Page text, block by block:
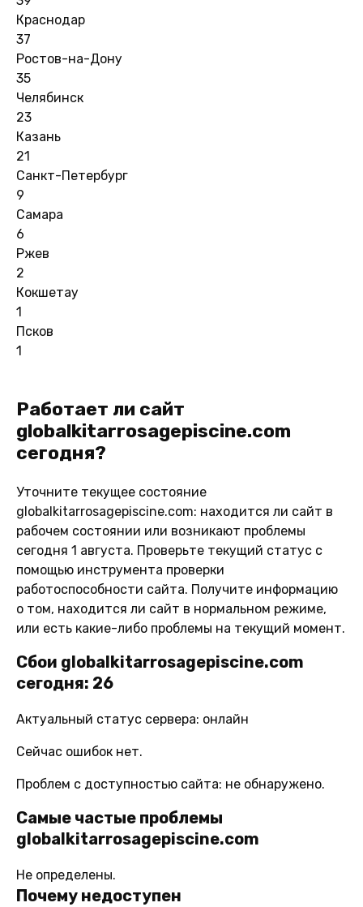
Краснодар
37
Ростов-на-Дону
35
Челябинск
23
Казань
21
Санкт-Петербург
9
Самара
6
Ржев
2
Кокшетау
1
Псков
1
Работает ли сайт
globalkitarrosagepiscine.com
сегодня?
Уточните текущее состояние
globalkitarrosagepiscine.com: находится ли сайт в
рабочем состоянии или возникают проблемы
сегодня 1 августа. Проверьте текущий статус с
помощью инструмента проверки
работоспособности сайта. Получите информацию
о том, находится ли сайт в нормальном режиме,
или есть какие-либо проблемы на текущий момент.
Сбои globalkitarrosagepiscine.com
сегодня: 26
Актуальный статус сервера: онлайн
Сейчас ошибок нет.
Проблем с доступностью сайта: не обнаружено.
Самые частые проблемы
globalkitarrosagepiscine.com
Не определены.
Почему недоступен